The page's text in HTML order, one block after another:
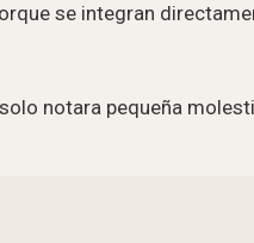
se integran
notara pequeña